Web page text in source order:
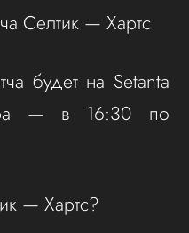
Селтик — Хартс
будет на Setanta
— в 16:30 по
— Хартс?